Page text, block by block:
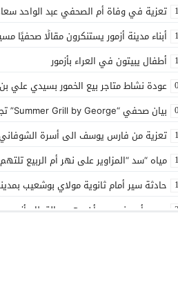
تعزية في وفاة أم الصحفي عبد الواحد
أبناء مدينة أزمور يستنكرون مقالًا صحفيًا
أطفال يبيتون في العراء بأزمور
عودة نشاط متاجر بيع الخمور بسيدي علي
بيان صحفي “Summer Grill by George” تجربة ذوقية موسمية جديدة بمنتجع مازغان
تعزية من فارس يوسف الى أسرة الشوفاني
مياه “سد “المزاوير على نهر أم الربيع تلتهم
حادثة سير أمام ثانوية مولاي بوشعيب بمدينة
مصرع أربعيني بعد أن دهسه القطار بأزمور